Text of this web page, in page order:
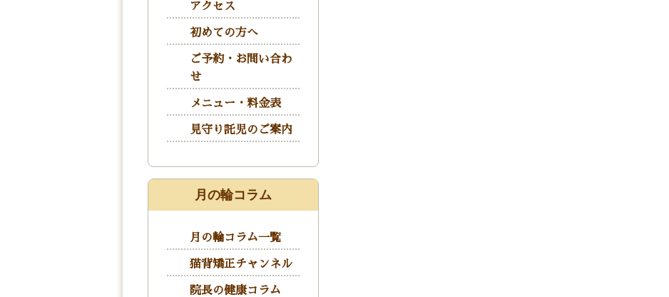
アクセス
初めての方へ
ご予約・お問い合わ
せ
メニュー・料金表
見守り託児のご案内
月の輪コラム
月の輪コラム一覧
猫背矯正チャンネル
院長の健康コラム